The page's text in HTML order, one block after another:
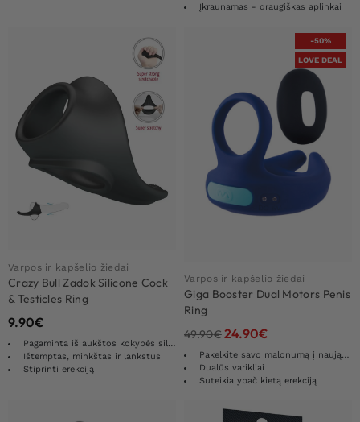
Įkraunamas - draugiškas aplinkai
Varpos ir kapšelio žiedai
Crazy Bull Zadok Silicone Cock
& Testicles Ring
9.90€
Pagaminta iš aukštos kokybės silikono
Ištemptas, minkštas ir lankstus
Stiprinti erekciją
-50%
LOVE DEAL
Varpos ir kapšelio žiedai
Giga Booster Dual Motors Penis
Ring
49.90€24.90€
Pakelkite savo malonumą į naują lygį
Dualūs varikliai
Suteikia ypač kietą erekciją